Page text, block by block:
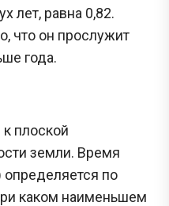
лет, равна 0,82.
что он прослужит
года.
плоской
земли. Время
определяется по
каком наименьшем